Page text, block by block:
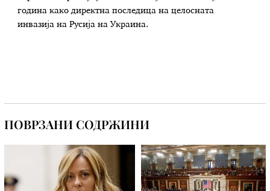
година како директна последица на целосната
инвазија на Русија на Украина.
ПОВРЗАНИ СОДРЖИНИ